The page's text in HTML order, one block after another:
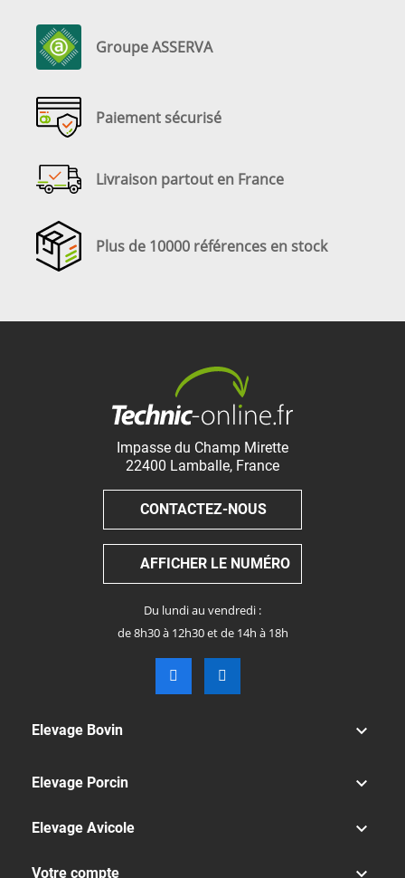
Groupe ASSERVA
Paiement sécurisé
Livraison partout en France
Plus de 10000 références en stock
Impasse du Champ Mirette
22400 Lamballe, France
CONTACTEZ-NOUS
AFFICHER LE NUMÉRO
Du lundi au vendredi :
de 8h30 à 12h30 et de 14h à 18h
Elevage Bovin 
Elevage Porcin 
Elevage Avicole 
Votre compte